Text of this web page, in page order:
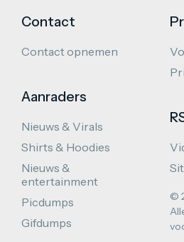
Contact
Contact opnemen
Aanraders
Nieuws & Virals
Shirts & Hoodies
Nieuws &
entertainment
Picdumps
Gifdumps
©